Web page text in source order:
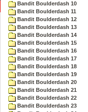
Bandit Boulderdash 10
Bandit Boulderdash 11
Bandit Boulderdash 12
Bandit Boulderdash 13
Bandit Boulderdash 14
Bandit Boulderdash 15
Bandit Boulderdash 16
Bandit Boulderdash 17
Bandit Boulderdash 18
Bandit Boulderdash 19
Bandit Boulderdash 20
Bandit Boulderdash 21
Bandit Boulderdash 22
Bandit Boulderdash 23